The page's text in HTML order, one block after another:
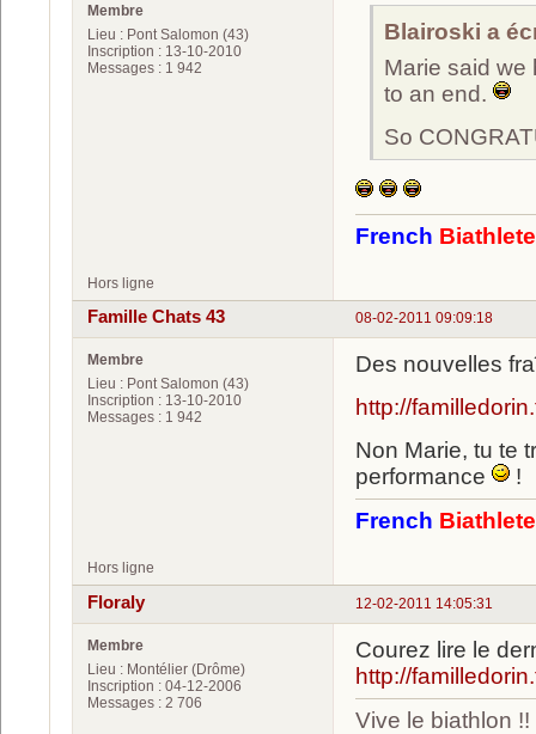
Membre
Lieu : Pont Salomon (43)
Inscription : 13-10-2010
Messages : 1 942
Blairoski a
Marie said we
to an end.
So
French
Hors ligne
08-02-2011 09:09:18
Famille Chats 43
Membre
Lieu : Pont Salomon (43)
Inscription : 13-10-2010
Messages : 1 942
Des nouvelles
http://
Non Marie, tu te
performance
!
French
Hors ligne
12-02-2011 14:05:31
Floraly
Membre
Lieu : Montélier (Drôme)
Inscription : 04-12-2006
Messages : 2 706
Courez lire le
http://
Vive le biathlon !!